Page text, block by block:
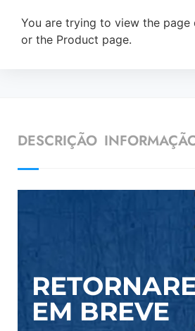
You are trying to view the page
or the Product page.
DESCRIÇÃO
EM BREVE